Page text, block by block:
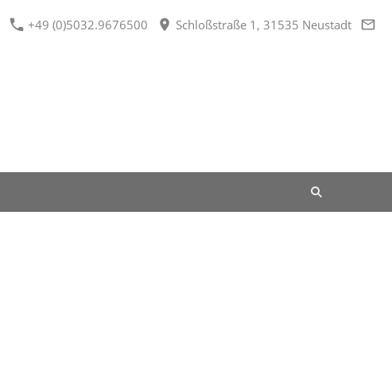
+49 (0)5032.9676500 Schloßstraße 1, 31535 Neustadt